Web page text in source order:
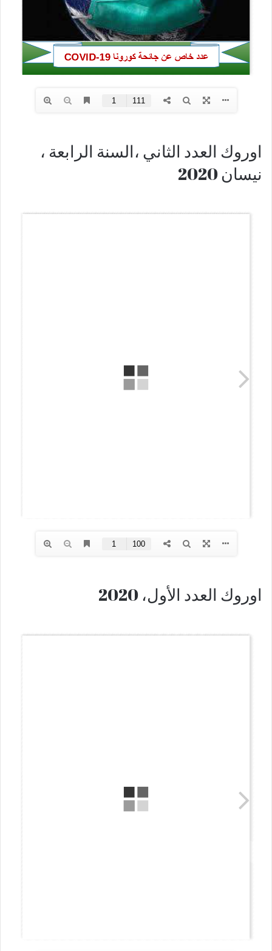
اوروك العدد الثاني ،السنة الرابعة ،
نيسان 2020
اوروك العدد الأول، 2020